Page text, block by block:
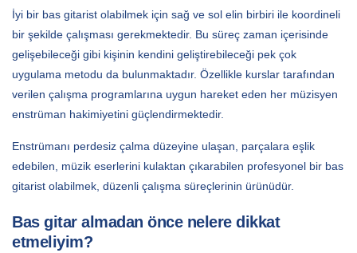
İyi bir bas gitarist olabilmek için sağ ve sol elin birbiri ile koordineli
bir şekilde çalışması gerekmektedir. Bu süreç zaman içerisinde
gelişebileceği gibi kişinin kendini geliştirebileceği pek çok
uygulama metodu da bulunmaktadır. Özellikle kurslar tarafından
verilen çalışma programlarına uygun hareket eden her müzisyen
enstrüman hakimiyetini güçlendirmektedir.
Enstrümanı perdesiz çalma düzeyine ulaşan, parçalara eşlik
edebilen, müzik eserlerini kulaktan çıkarabilen profesyonel bir bas
gitarist olabilmek, düzenli çalışma süreçlerinin ürünüdür.
Bas gitar almadan önce nelere dikkat
etmeliyim?